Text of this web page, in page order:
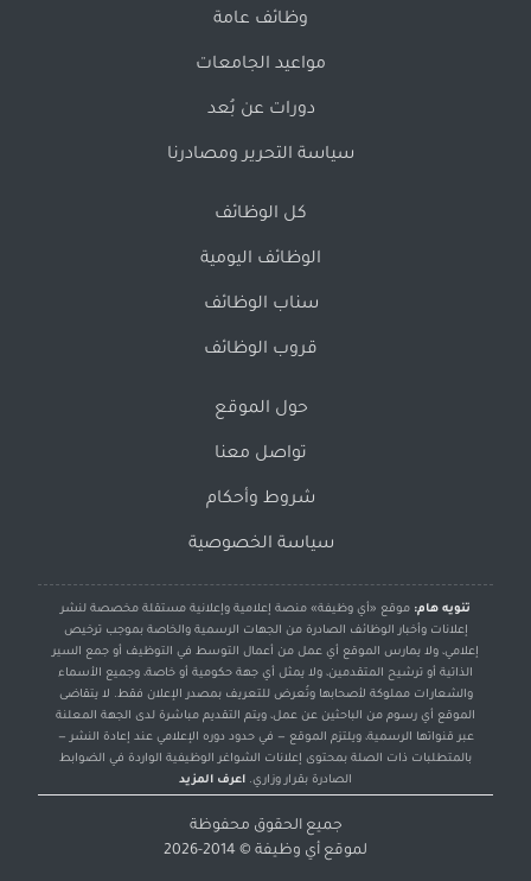
وظائف عامة
مواعيد الجامعات
دورات عن بُعد
سياسة التحرير ومصادرنا
كل الوظائف
الوظائف اليومية
سناب الوظائف
قروب الوظائف
حول الموقع
تواصل معنا
شروط وأحكام
سياسة الخصوصية
تنويه هام: موقع «أي وظيفة» منصة إعلامية وإعلانية مستقلة مخصصة لنشر
إعلانات وأخبار الوظائف الصادرة من الجهات الرسمية والخاصة بموجب ترخيص
إعلامي، ولا يمارس الموقع أي عمل من أعمال التوسط في التوظيف أو جمع السير
الذاتية أو ترشيح المتقدمين، ولا يمثل أي جهة حكومية أو خاصة، وجميع الأسماء
والشعارات مملوكة لأصحابها وتُعرض للتعريف بمصدر الإعلان فقط. لا يتقاضى
الموقع أي رسوم من الباحثين عن عمل، ويتم التقديم مباشرة لدى الجهة المعلنة
عبر قنواتها الرسمية، ويلتزم الموقع — في حدود دوره الإعلامي عند إعادة النشر —
بالمتطلبات ذات الصلة بمحتوى إعلانات الشواغر الوظيفية الواردة في الضوابط
الصادرة بقرار وزاري. اعرف المزيد
جميع الحقوق محفوظة
لموقع أي وظيفة © 2014-2026